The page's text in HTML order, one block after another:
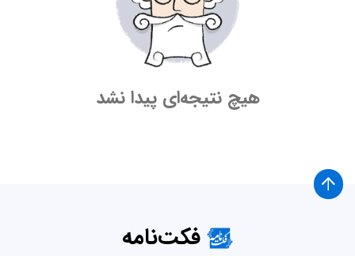
هیچ نتیجه‌ای پیدا نشد
فکت‌نامه